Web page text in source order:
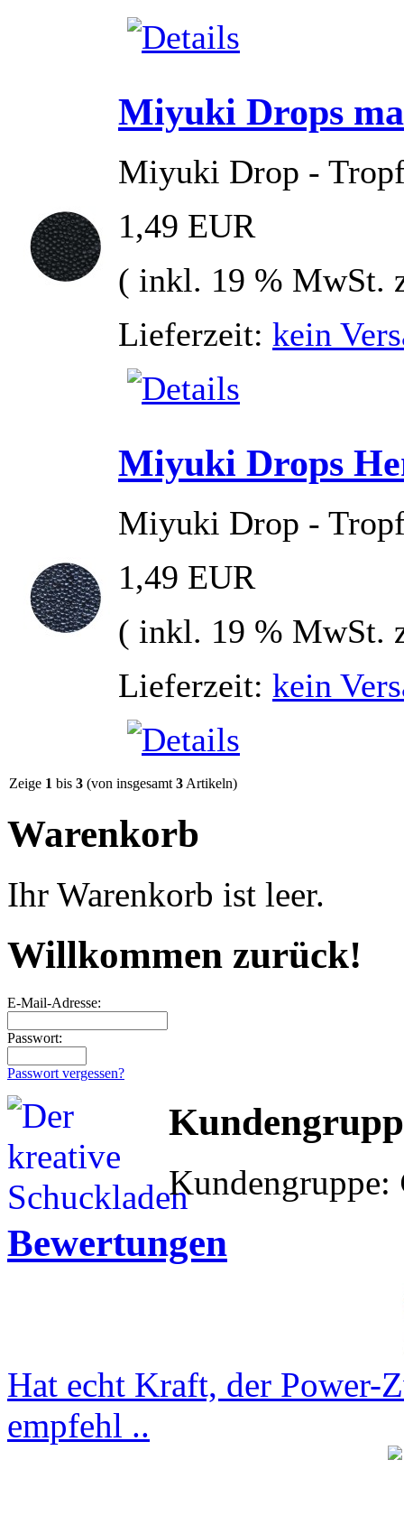
Miyuki Drops
Miyuki Drop -
1,49 EUR
( inkl. 19 % MwSt.
Lieferzeit: kein
Miyuki Drops
Miyuki Drop -
1,49 EUR
( inkl. 19 % MwSt.
Lieferzeit: kein
Zeige 1 bis 3 (von insgesamt 3 Artikeln)
Warenkorb
Ihr Warenkorb ist leer.
Willkommen zurück!
E-Mail-Adresse:
Passwort:
Passwort vergessen?
Kundengruppe:
Bewertungen
Hat echt Kraft, der Power-
empfehl ..